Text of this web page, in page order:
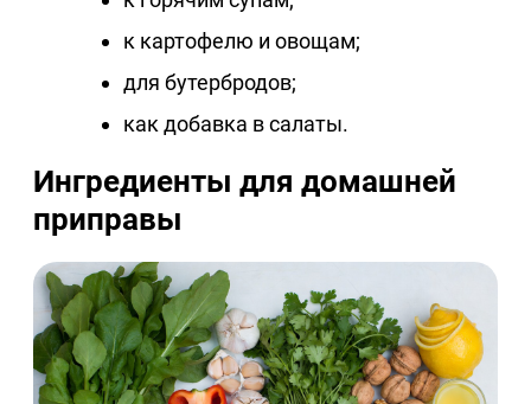
к картофелю и овощам;
для бутербродов;
как добавка в салаты.
Ингредиенты для домашней
приправы